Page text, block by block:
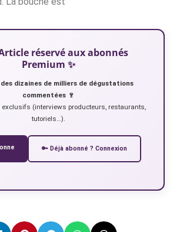
réservé aux abonnés
Premium ✨
dizaines de milliers de dégustations
commentées 🍷
(interviews producteurs, restaurants,
tutoriels…).
🔑 Déjà abonné ? Connexion